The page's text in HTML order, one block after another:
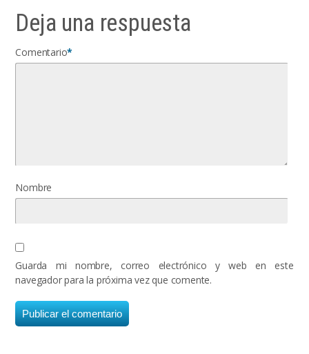
Deja una respuesta
Comentario*
Nombre
Guarda mi nombre, correo electrónico y web en este
navegador para la próxima vez que comente.